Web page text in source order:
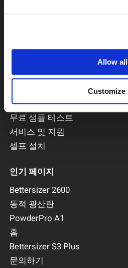
Allow all
Customize
Bettersizer
BeVision
BetterPyc
서비스
무료 샘플 테스트
서비스 및 지원
셀프 설치
인기 페이지
Bettersizer 2600
동적 광산란
PowderPro A1
홈
Bettersizer S3 Plus
문의하기